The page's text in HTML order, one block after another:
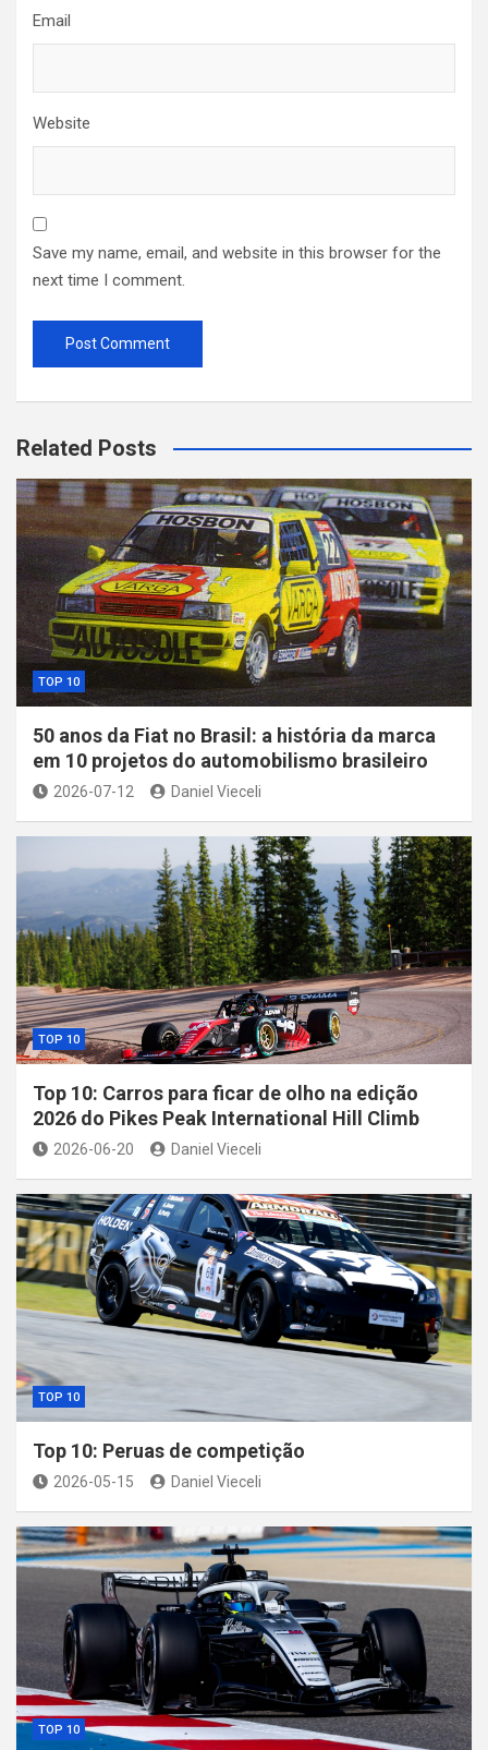
Email
Website
Save my name, email, and website in this browser for the
next time I comment.
Related Posts
TOP 10
50 anos da Fiat no Brasil: a história da marca
em 10 projetos do automobilismo brasileiro
2026-07-12 Daniel Vieceli
TOP 10
Top 10: Carros para ficar de olho na edição
2026 do Pikes Peak International Hill Climb
2026-06-20 Daniel Vieceli
TOP 10
Top 10: Peruas de competição
2026-05-15 Daniel Vieceli
TOP 10